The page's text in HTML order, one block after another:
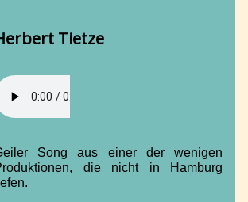
Tietze
Song aus einer der wenigen
die nicht in Hamburg